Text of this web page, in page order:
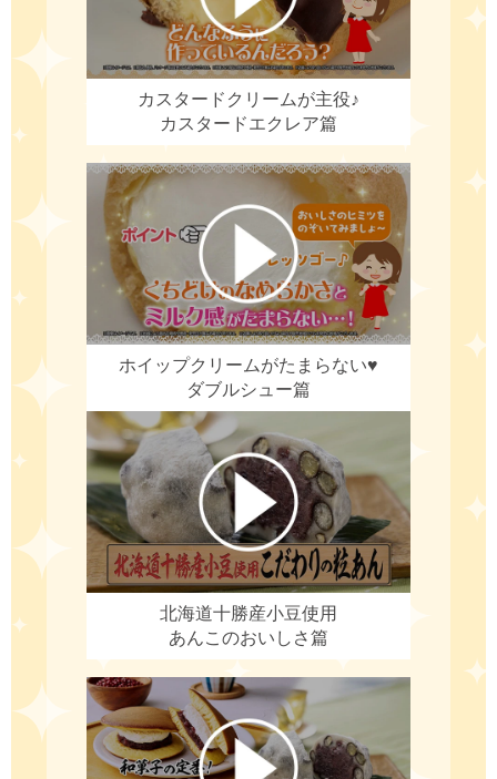
カスタードクリームが主役♪
カスタードエクレア篇
ホイップクリームがたまらない♥
ダブルシュー篇
北海道十勝産小豆使用
あんこのおいしさ篇